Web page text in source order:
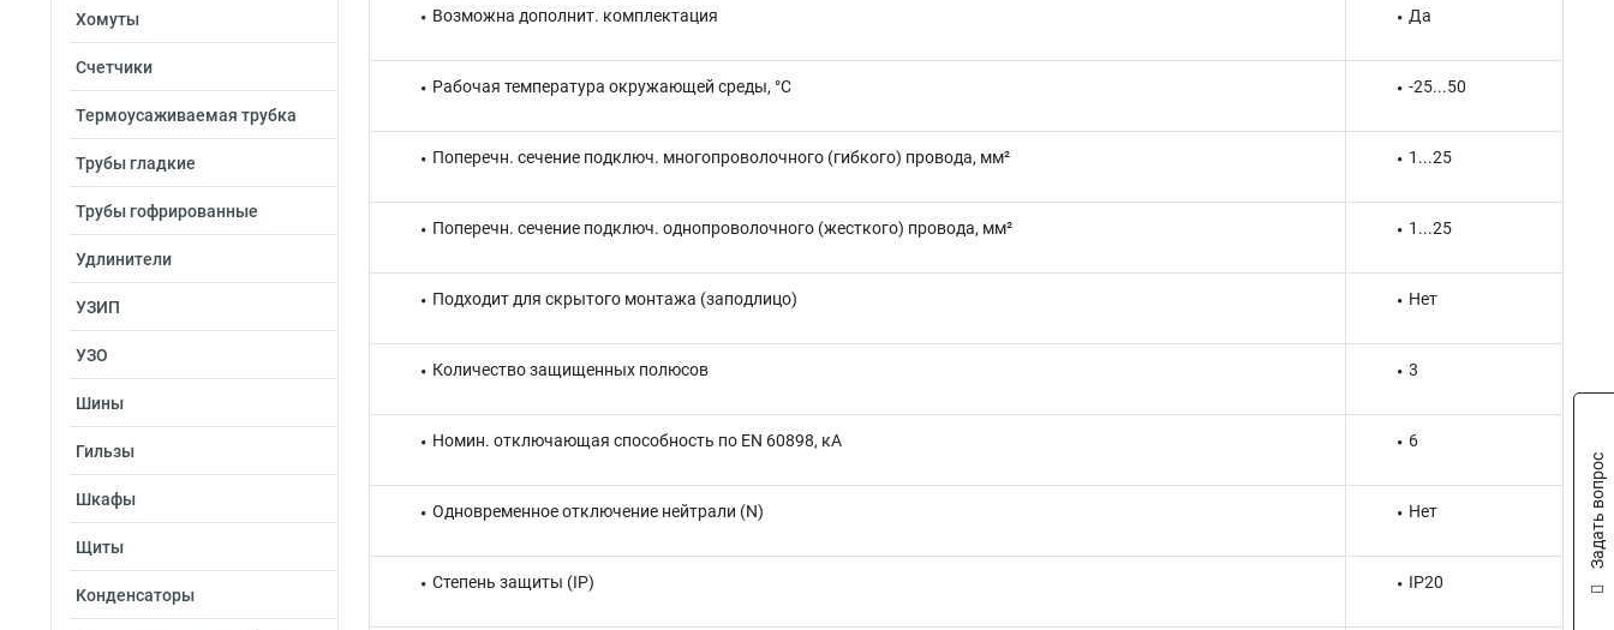
Хомуты
Счетчики
Термоусаживаемая трубка
Трубы гладкие
Трубы гофрированные
Удлинители
УЗИП
УЗО
Шины
Гильзы
Шкафы
Щиты
Конденсаторы
Возможна дополнит. комплектация Да
Рабочая температура окружающей среды, °C -25...50
Поперечн. сечение подключ. многопроволочного (гибкого) провода, мм² 1...25
Поперечн. сечение подключ. однопроволочного (жесткого) провода, мм² 1...25
Подходит для скрытого монтажа (заподлицо) Нет
Количество защищенных полюсов 3
Номин. отключающая способность по EN 60898, кА 6
Одновременное отключение нейтрали (N) Нет
Степень защиты (IP) IP20
Задать вопрос